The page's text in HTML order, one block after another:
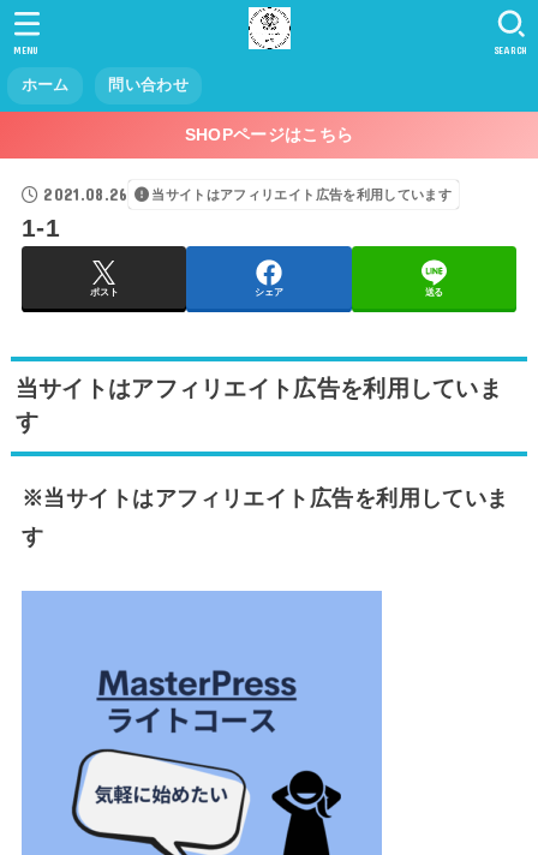
ホーム 問い合わせ
SEARCH
MENU
SHOPページはこちら
2021.08.26 当サイトはアフィリエイト広告を利用しています
1-1
ポスト シェア 送る
当サイトはアフィリエイト広告を利用していま
す
※当サイトはアフィリエイト広告を利用していま
す